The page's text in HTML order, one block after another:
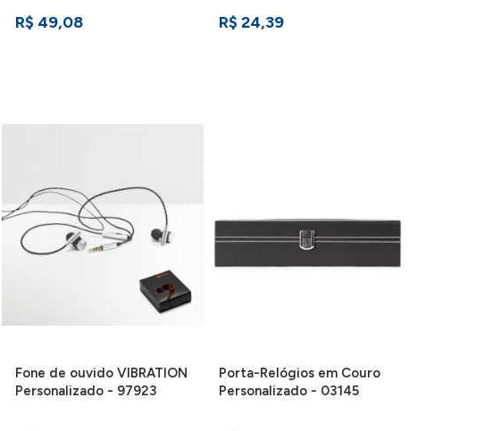
R$ 49,08 R$ 24,39
Fone de ouvido VIBRATION
Personalizado - 97923
Porta-Relógios em Couro
Personalizado - 03145